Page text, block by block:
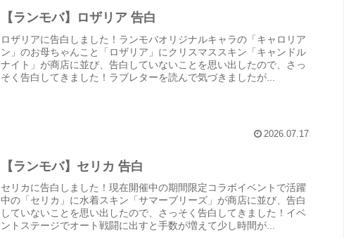
【ランモバ】ロザリア 告白
ロザリアに告白しました！ランモバオリジナルキャラの「キャロリア
ン」のお母ちゃんこと「ロザリア」にクリスマススキン「キャンドル
ナイト」が商店に並び、告白していないことを思い出したので、さっ
そく告白してきました！ラブレターを読んで気づきましたが...
2026.07.17
【ランモバ】セリカ 告白
セリカに告白しました！現在開催中の期間限定コラボイベントで活躍
中の「セリカ」に水着スキン「サマーブリーズ」が商店に並び、告白
していないことを思い出したので、さっそく告白してきました！イベ
ントステージでオート戦闘に出すと手数が増えて少し時間が...